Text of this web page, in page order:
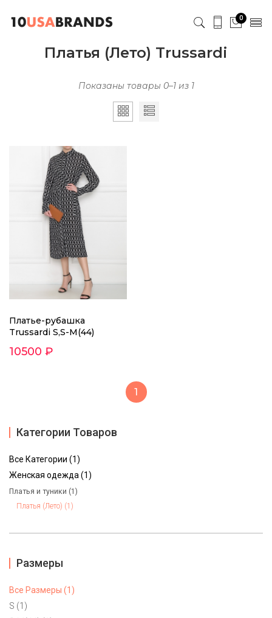
0
Платья (Лето) Trussardi
Показаны товары 0–1 из 1
Платье-рубашка
Trussardi S,S-M(44)
10500 ₽
1
Категории Товаров
Все Категории (1)
Женская одежда (1)
Платья и туники (1)
Платья (Лето) (1)
Размеры
Все Размеры (1)
S (1)